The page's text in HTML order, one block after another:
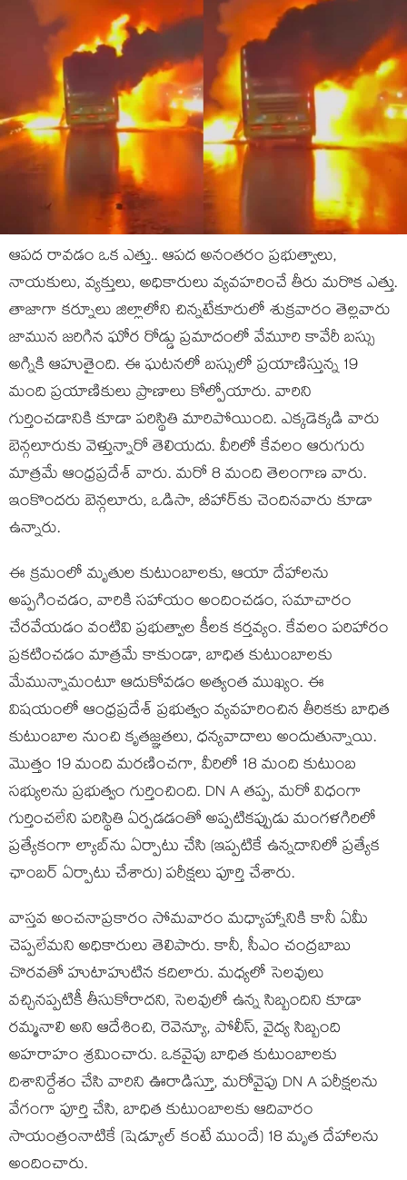
ఆపద రావడం ఒక ఎత్తు.. ఆపద అనంతరం ప్రభుత్వాలు,
నాయకులు, వ్యక్తులు, అధికారులు వ్యవహరించే తీరు మరొక ఎత్తు.
తాజాగా కర్నూలు జిల్లాలోని చిన్నటేకూరులో శుక్రవారం తెల్లవారు
జామున జరిగిన ఘోర రోడ్డు ప్రమాదంలో వేమూరి కావేరీ బస్సు
అగ్నికి ఆహుతైంది. ఈ ఘటనలో బస్సులో ప్రయాణిస్తున్న 19
మంది ప్రయాణికులు ప్రాణాలు కోల్పోయారు. వారిని
గుర్తించడానికి కూడా పరిస్థితి మారిపోయింది. ఎక్కడెక్కడి వారు
బెన్గలూరుకు వెళ్తున్నారో తెలియదు. వీరిలో కేవలం ఆరుగురు
మాత్రమే ఆంధ్రప్రదేశ్ వారు. మరో 8 మంది తెలంగాణ వారు.
ఇంకొందరు బెన్గలూరు, ఒడిసా, బీహార్‌కు చెందినవారు కూడా
ఉన్నారు.
ఈ క్రమంలో మృతుల కుటుంబాలకు, ఆయా దేహాలను
అప్పగించడం, వారికి సహాయం అందించడం, సమాచారం
చేరవేయడం వంటివి ప్రభుత్వాల కీలక కర్తవ్యం. కేవలం పరిహారం
ప్రకటించడం మాత్రమే కాకుండా, బాధిత కుటుంబాలకు
మేమున్నామంటూ ఆదుకోవడం అత్యంత ముఖ్యం. ఈ
విషయంలో ఆంధ్రప్రదేశ్ ప్రభుత్వం వ్యవహరించిన తీరికకు బాధిత
కుటుంబాల నుంచి కృతజ్ఞతలు, ధన్యవాదాలు అందుతున్నాయి.
మొత్తం 19 మంది మరణించగా, వీరిలో 18 మంది కుటుంబ
సభ్యులను ప్రభుత్వం గుర్తించింది. DN A తప్ప, మరో విధంగా
గుర్తించలేని పరిస్థితి ఏర్పడడంతో అప్పటికప్పుడు మంగళగిరిలో
ప్రత్యేకంగా ల్యాబ్‌ను ఏర్పాటు చేసి (ఇప్పటికే ఉన్నదానిలో ప్రత్యేక
ఛాంబర్ ఏర్పాటు చేశారు) పరీక్షలు పూర్తి చేశారు.
వాస్తవ అంచనాప్రకారం సోమవారం మధ్యాహ్నానికి కానీ ఏమీ
చెప్పలేమని అధికారులు తెలిపారు. కానీ, సీఎం చంద్రబాబు
చొరవతో హుటాహుటిన కదిలారు. మధ్యలో సెలవులు
వచ్చినప్పటికీ తీసుకోరాదని, సెలవులో ఉన్న సిబ్బందిని కూడా
రమ్మనాలి అని ఆదేశించి, రెవెన్యూ, పోలీస్, వైద్య సిబ్బంది
అహరాహం శ్రమించారు. ఒకవైపు బాధిత కుటుంబాలకు
దిశానిర్దేశం చేసి వారిని ఊరాడిస్తూ, మరోవైపు DN A పరీక్షలను
వేగంగా పూర్తి చేసి, బాధిత కుటుంబాలకు ఆదివారం
సాయంత్రంనాటికే (షెడ్యూల్ కంటే ముందే) 18 మృత దేహాలను
అందించారు.